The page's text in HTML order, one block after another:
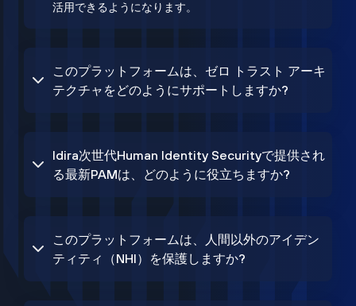
活用できるようになります。
このプラットフォームは、ゼロ トラスト アーキ
テクチャをどのようにサポートしますか?
Idira次世代Human Identity Securityで提供され
る最新PAMは、どのように役立ちますか?
このプラットフォームは、人間以外のアイデン
ティティ（NHI）を保護しますか?